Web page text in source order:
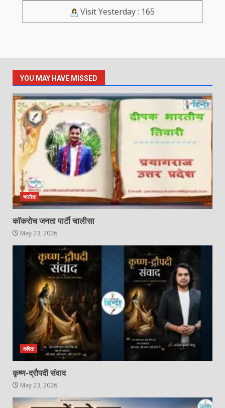
Visit Yesterday : 165
YOU MAY HAVE MISSED
चालीसा
कॉकरोच जनता पार्टी चालीसा
May 23, 2026
कविता
कृष्ण-द्रौपदी संवाद
May 23, 2026